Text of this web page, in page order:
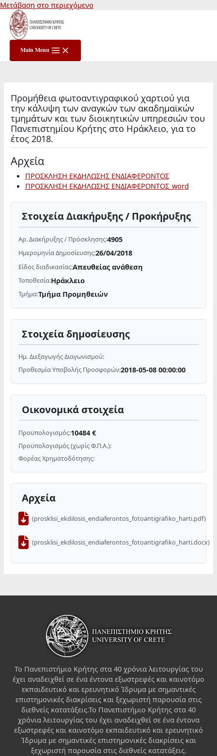
Μετάβαση στο περιεχόμενο
Main Menu
Προμήθεια φωτοαντιγραφικού χαρτιού για
την κάλυψη των αναγκών των ακαδημαϊκών
τμημάτων και των διοικητικών υπηρεσιών του
Πανεπιστημίου Κρήτης στο Ηράκλειο, για το
έτος 2018.
Αρχεία
ΠΡΟΣΚΛΗΣΗ ΕΚΔΗΛΩΣΗΣ ΕΝΔΙΑΦΕΡΟΝΤΟΣ
ΠΡΟΣΚΛΗΣΗ ΕΚΔΗΛΩΣΗΣ ΕΝΔΙΑΦΕΡΟΝΤΟΣ_word
Στοιχεία Διακήρυξης / Προκήρυξης
Αρ. Διακήρυξης / Πρόσκλησης:4905
Ημερομηνία Δημοσίευσης:26/04/2018
Είδος διαδικασίας:Απευθείας ανάθεση
Τοποθεσία:Ηράκλειο
Τμήμα:Τμήμα Προμηθειών
Στοιχεία δημοσίευσης
Ημ. Διεξαγωγής Διαγωνισμού:
Προθεσμία Υποβολής Προσφορών:2018-05-08 00:00:00
Οικονομικά στοιχεία
Προϋπολογισμός:10484 €
Προϋπολογισμός (χωρίς Φ.Π.Α.):
Φορέας Χρηματοδότησης:
Αρχεία
(prosklisi_ekdilosis_endiaferontos_fotoantigrafiko_harti.pdf)
(prosklisi_ekdilosis_endiaferontos_fotoantigrafiko_harti.docx)
Το Πανεπιστήμιο Κρήτης στα 40 χρόνια λειτουργίας του
έχει αναδειχθεί σε ένα έντονα εξωστρεφές και καινοτόμο
εκπαιδευτικό και ερευνητικό Ίδρυμα με σημαντικές
επιστημονικές διακρίσεις και ξεχωριστή παρουσία στις
διεθνείς κατατάξεις.Το Πανεπιστήμιο Κρήτης στα 40
χρόνια λειτουργίας του έχει αναδειχθεί σε ένα έντονα
εξωστρεφές και καινοτόμο εκπαιδευτικό και ερευνητικό
Ίδρυμα με σημαντικές επιστημονικές διακρίσεις και
ξεχωριστή παρουσία στις διεθνείς κατατάξεις.